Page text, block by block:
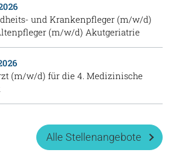
und Krankenpfleger (m/w/d)
(m/w/d) Akutgeriatrie
(m/w/d) für die 4. Medizinische
Alle Stellenangebote